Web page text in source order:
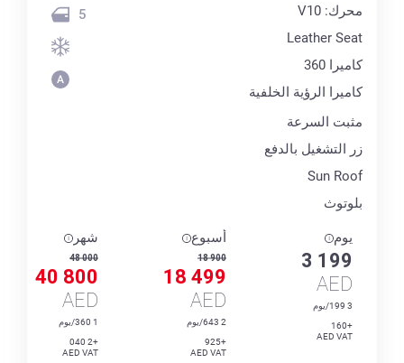
محرك: V10
Leather Seat
كاميرا 360
كاميرا الرؤية الخلفية
مثبت السرعة
زر التشغيل بالدفع
Sun Roof
بلوتوث
5
يوم
3 199
AED
3 199/يوم
+160
AED VAT
أسبوع
18 900
18 499
AED
2 643/يوم
+925
AED VAT
شهر
48 000
40 800
AED
1 360/يوم
+2 040
AED VAT